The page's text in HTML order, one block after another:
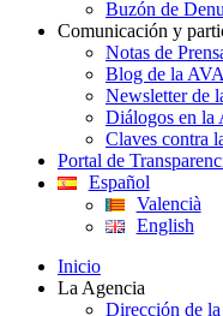
Buzón de
Comunicación y
Notas de
Blog de la
Newsletter de
Diálogos en la
Claves contra
Portal de
Español
Valencià
English
Inicio
La Agencia
Dirección de